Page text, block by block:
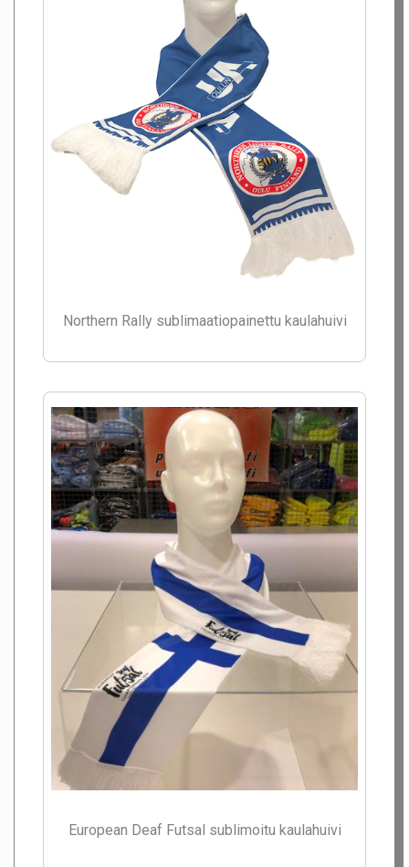
Northern Rally sublimaatiopainettu kaulahuivi
European Deaf Futsal sublimoitu kaulahuivi